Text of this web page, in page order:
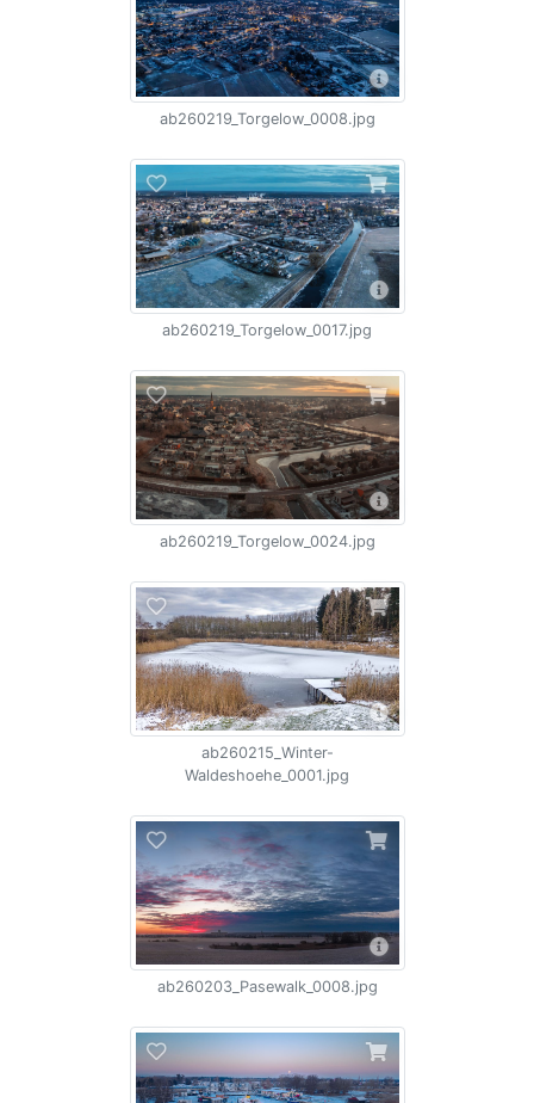
ab260219_Torgelow_0008.jpg
ab260219_Torgelow_0017.jpg
ab260219_Torgelow_0024.jpg
ab260215_Winter-
Waldeshoehe_0001.jpg
ab260203_Pasewalk_0008.jpg